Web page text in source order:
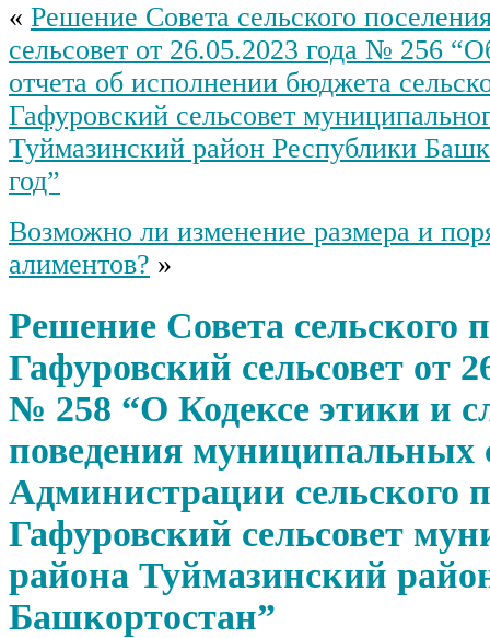
« Решение Совета сельского
сельсовет от 26.05.2023 года № 256
отчета об исполнении бюджета
Гафуровский сельсовет
Туймазинский район Республики
год”
Возможно ли изменение размера и
алиментов? »
Решение Совета сельского
Гафуровский сельсовет от
№ 258 “О Кодексе этики и
поведения
Администрации сельского
Гафуровский сельсовет
района Туймазинский
Башкортостан”